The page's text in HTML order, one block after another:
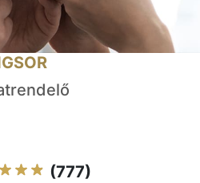
(777)